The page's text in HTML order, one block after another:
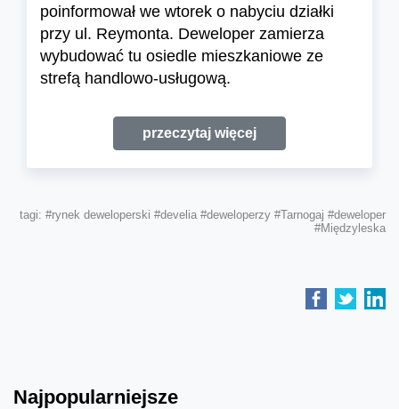
poinformował we wtorek o nabyciu działki
przy ul. Reymonta. Deweloper zamierza
wybudować tu osiedle mieszkaniowe ze
strefą handlowo-usługową.
przeczytaj więcej
tagi: #rynek deweloperski #develia #deweloperzy #Tarnogaj #deweloper
#Międzyleska
Najpopularniejsze